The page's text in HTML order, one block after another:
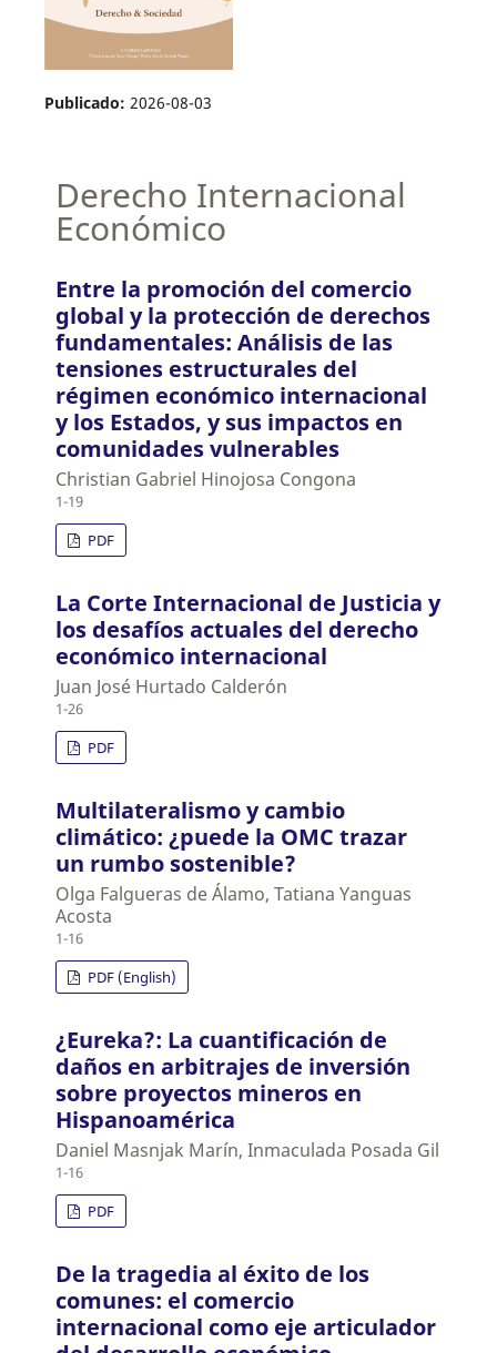
Publicado: 2026-08-03
Derecho Internacional
Económico
Entre la promoción del comercio
global y la protección de derechos
fundamentales: Análisis de las
tensiones estructurales del
régimen económico internacional
y los Estados, y sus impactos en
comunidades vulnerables
Christian Gabriel Hinojosa Congona
1-19
PDF
La Corte Internacional de Justicia y
los desafíos actuales del derecho
económico internacional
Juan José Hurtado Calderón
1-26
PDF
Multilateralismo y cambio
climático: ¿puede la OMC trazar
un rumbo sostenible?
Olga Falgueras de Álamo, Tatiana Yanguas
Acosta
1-16
PDF (English)
¿Eureka?: La cuantificación de
daños en arbitrajes de inversión
sobre proyectos mineros en
Hispanoamérica
Daniel Masnjak Marín, Inmaculada Posada Gil
1-16
PDF
De la tragedia al éxito de los
comunes: el comercio
internacional como eje articulador